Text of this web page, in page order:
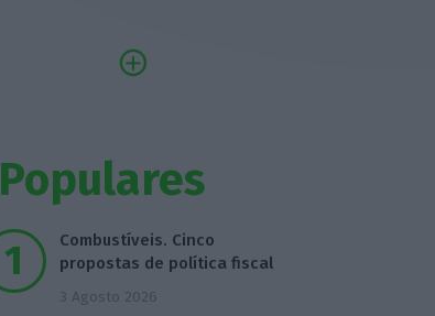
Populares
Combustíveis. Cinco
propostas de política fiscal
3 Agosto 2026